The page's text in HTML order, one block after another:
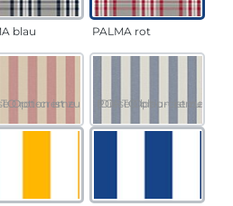
blau PALMA rot
verfügbar.)
rot-creme
Option ist zurzeit nicht verfügbar.)
PORTO blau-creme
(Diese Option ist zurzeit